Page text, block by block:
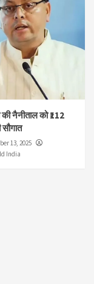
की नैनीताल को ₹112
13, 2025
India